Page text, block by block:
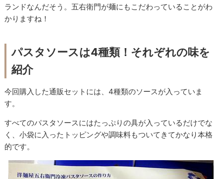
ランドなんだそう。五右衛門が麺にもこだわっていることがわ
かりますね！
パスタソースは4種類！それぞれの味を
紹介
今回購入した通販セットには、4種類のソースが入っていま
す。
すべてのパスタソースにはたっぷりの具が入っているだけでな
く、小袋に入ったトッピングや調味料もついてきてかなり本格
的です。